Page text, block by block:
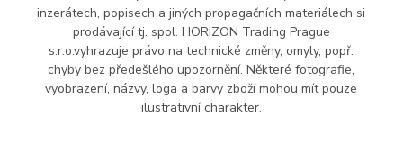
inzerátech, popisech a jiných propagačních materiálech si
prodávající tj. spol. HORIZON Trading Prague
s.r.o.vyhrazuje právo na technické změny, omyly, popř.
chyby bez předešlého upozornění. Některé fotografie,
vyobrazení, názvy, loga a barvy zboží mohou mít pouze
ilustrativní charakter.